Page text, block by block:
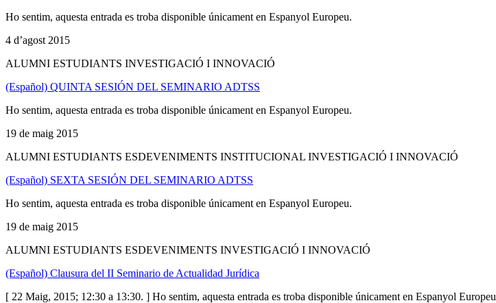
Ho sentim, aquesta entrada es troba disponible únicament en Espanyol Europeu.
4 d’agost 2015
ALUMNI ESTUDIANTS INVESTIGACIÓ I INNOVACIÓ
(Español) QUINTA SESIÓN DEL SEMINARIO ADTSS
Ho sentim, aquesta entrada es troba disponible únicament en Espanyol Europeu.
19 de maig 2015
ALUMNI ESTUDIANTS ESDEVENIMENTS INSTITUCIONAL INVESTIGACIÓ I INNOVACIÓ
(Español) SEXTA SESIÓN DEL SEMINARIO ADTSS
Ho sentim, aquesta entrada es troba disponible únicament en Espanyol Europeu.
19 de maig 2015
ALUMNI ESTUDIANTS ESDEVENIMENTS INVESTIGACIÓ I INNOVACIÓ
(Español) Clausura del II Seminario de Actualidad Jurídica
[ 22 Maig, 2015; 12:30 a 13:30. ] Ho sentim, aquesta entrada es troba disponible únicament en Espanyol